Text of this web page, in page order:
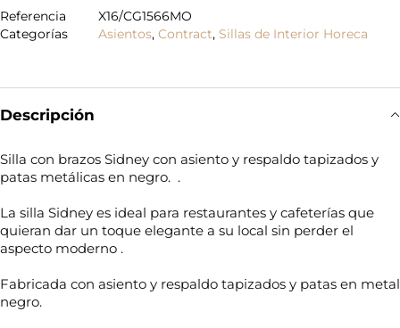
Referencia
X16/CG1566MO
Categorías
Asientos, Contract, Sillas de Interior Horeca
Descripción
Silla con brazos Sidney con asiento y respaldo tapizados y
patas metálicas en negro. .
La silla Sidney es ideal para restaurantes y cafeterías que
quieran dar un toque elegante a su local sin perder el
aspecto moderno .
Fabricada con asiento y respaldo tapizados y patas en metal
negro.